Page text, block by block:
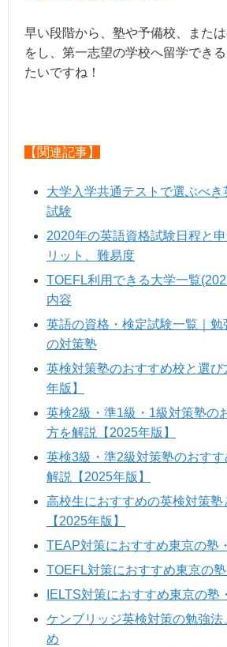
早い段階から、塾や予備校、また
をし、第一志望の学校へ留学でき
たいですね！
【関連記事】
大学入学共通テストで選ぶべき
試験
2020年の英語資格試験日程と
リット、難易度
TOEFL利用できる大学一覧
内容
英語の資格・検定試験一覧｜勉
の対策塾
英検対策塾のおすすめ校と選
年版】
英検2級・準1級・1級対策塾の
方を解説【2025年版】
英検3級・準2級対策塾のおす
解説【2025年版】
高校生におすすめの英検対策塾
【2025年版】
TEAP対策におすすめ東京の塾
TOEFL対策におすすめ東京の
IELTS対策におすすめ東京の塾
ケンブリッジ英検対策の勉強法
め